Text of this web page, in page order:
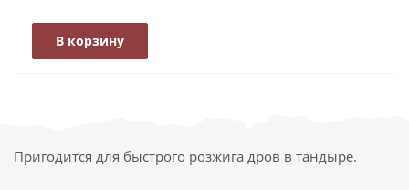
В корзину
Пригодится для быстрого розжига дров в тандыре.